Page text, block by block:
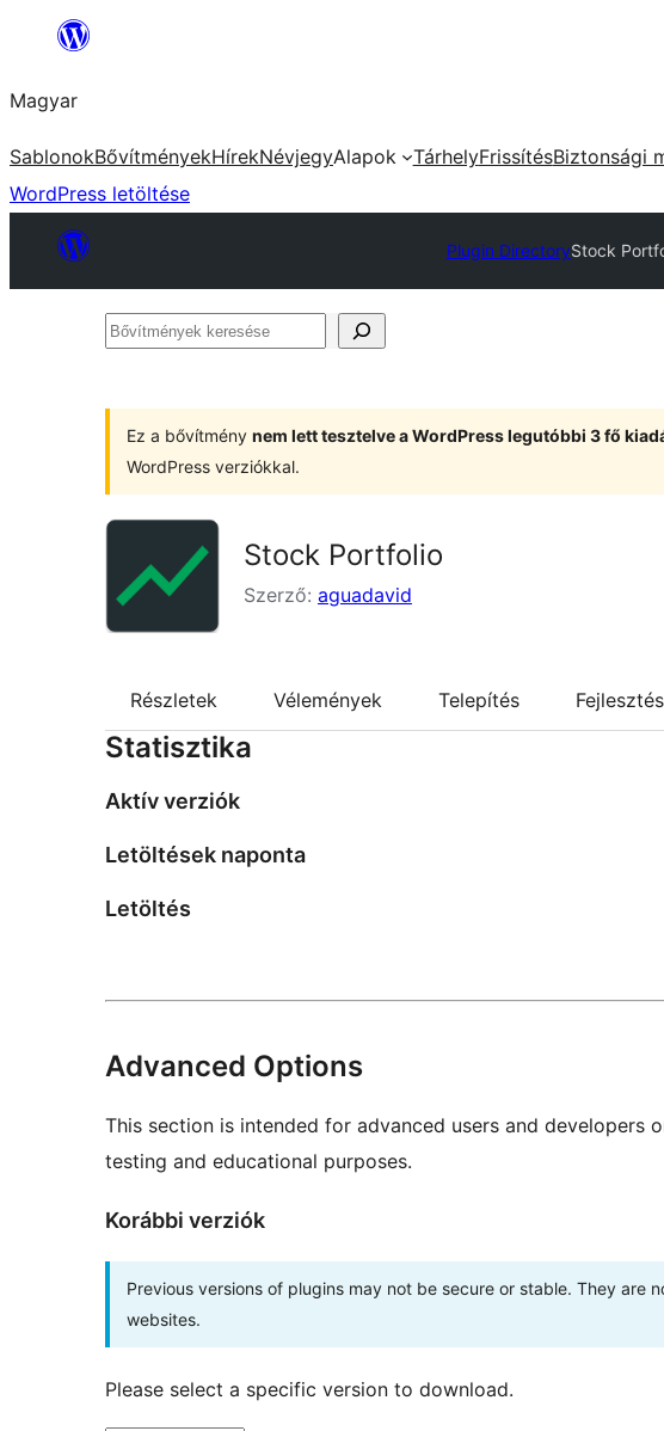
Ugrás
tartalomhoz
Magyar
SablonokBővítményekHírekNévjegyAlapok TárhelyFrissítésBiztonsági
WordPress letöltése
Plugin DirectoryStock
Bővítmények
Ez a bővítmény nem lett tesztelve a WordPress legutóbbi 3 fő
WordPress verziókkal.
Stock Portfolio
Szerző: aguadavid
Részletek Vélemények Telepítés Fejlesztés
Statisztika
Aktív verziók
Letöltések naponta
Letöltés
Advanced Options
This section is intended for advanced users and developers
testing and educational purposes.
Korábbi verziók
Previous versions of plugins may not be secure or stable. They are
websites.
Please select a specific version to download.